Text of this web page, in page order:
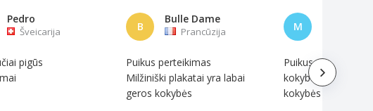
Pedro
Šveicarija
pigūs
B
Bulle Dame
Prancūzija
Puikus perteikimas
Milžiniški plakatai yra labai
geros kokybės
M
Puikus
kokybė ir geras
kokybės santykis.